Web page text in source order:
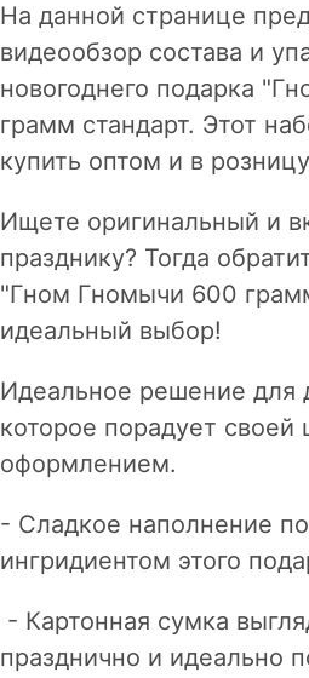
На данной странице
видеообзор состава и
новогоднего подарка
грамм стандарт. Этот
купить оптом и в
Ищете оригинальный и
празднику? Тогда
"Гном Гномычи 600
идеальный выбор!
Идеальное решение для
которое порадует своей
оформлением.
- Сладкое наполнение
ингридиентом этого
- Картонная сумка
празднично и идеально